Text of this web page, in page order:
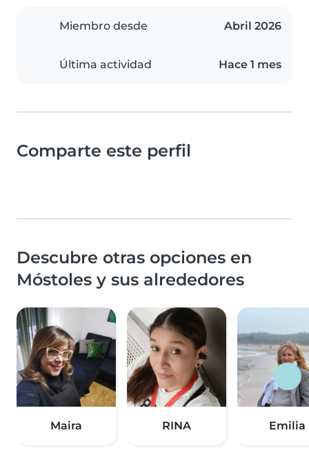
Miembro desde Abril 2026
Última actividad Hace 1 mes
Comparte este perfil
Descubre otras opciones en
Móstoles y sus alrededores
Maira RINA Emilia